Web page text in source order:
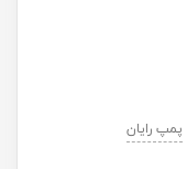
پمپ رایان